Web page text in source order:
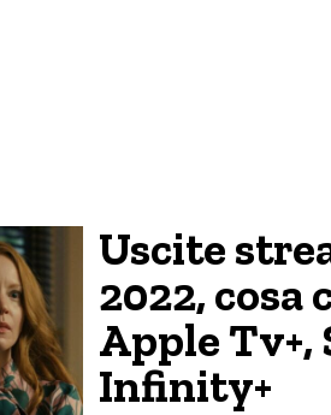
Uscite
2022, cosa
Apple Tv+,
Infinity+